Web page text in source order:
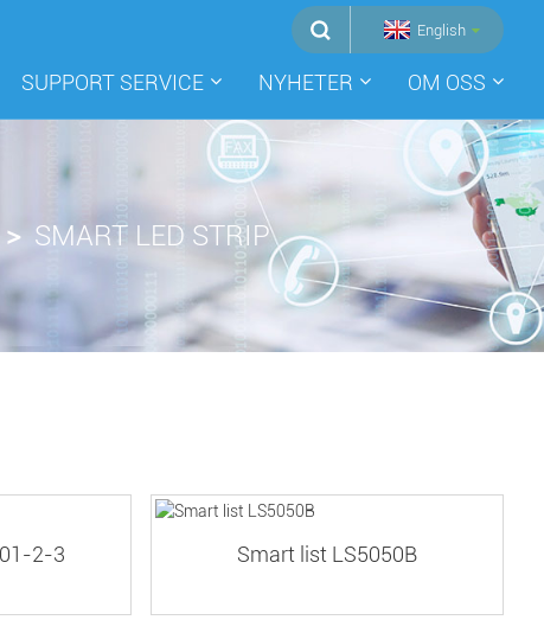
English
SUPPORT SERVICE NYHETER OM OSS
SMART LED STRIP
2-3 Smart list LS5050B